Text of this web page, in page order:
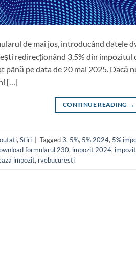
de mai jos, introducând datele
redirecționând 3,5% din impozitul
pe data de 20 mai 2025. Dacă
[…]
CONTINUE READING →
, Stiri Tagged3, 5%, 5% 2024, 5%
formularul 230, impozit 2024,
impozit, rvebucuresti